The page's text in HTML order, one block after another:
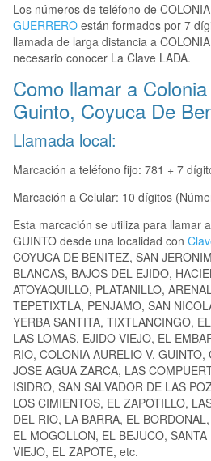
Los números de teléfono de
GUERRERO están formados por 7
llamada de larga distancia a
necesario conocer La Clave LADA.
Como llamar a
Guinto, Coyuca De
Llamada local:
Marcación a teléfono fijo: 781 + 7
Marcación a Celular: 10 dígitos
Esta marcación se utiliza para llamar
GUINTO desde una localidad con
COYUCA DE BENITEZ, SAN
BLANCAS, BAJOS DEL EJIDO,
ATOYAQUILLO, PLATANILLO,
TEPETIXTLA, PENJAMO, SAN
YERBA SANTITA, TIXTLANCINGO,
LAS LOMAS, EJIDO VIEJO, EL
RIO, COLONIA AURELIO V. GUINTO,
JOSE AGUA ZARCA, LAS
ISIDRO, SAN SALVADOR DE LAS
LOS CIMIENTOS, EL ZAPOTILLO,
DEL RIO, LA BARRA, EL
EL MOGOLLON, EL BEJUCO,
VIEJO, EL ZAPOTE, etc.